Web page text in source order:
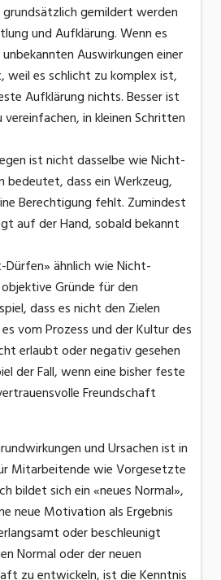
gemildert werden
und Aufklärung. Wenn es
Auswirkungen einer
es schlicht zu komplex ist,
Aufklärung nichts. Besser ist
vereinfachen, in kleinen Schritten
ist nicht dasselbe wie Nicht-
bedeutet, dass ein Werkzeug,
Berechtigung fehlt. Zumindest
auf der Hand, sobald bekannt
Dürfen» ähnlich wie Nicht-
Gründe für den
dass es nicht den Zielen
vom Prozess und der Kultur des
erlaubt oder negativ gesehen
der Fall, wenn eine bisher feste
Freundschaft
und Ursachen ist in
Mitarbeitende wie Vorgesetzte
bildet sich ein «neues Normal»,
neue Motivation als Ergebnis
oder beschleunigt
Normal oder der neuen
zu entwickeln, ist die Kenntnis